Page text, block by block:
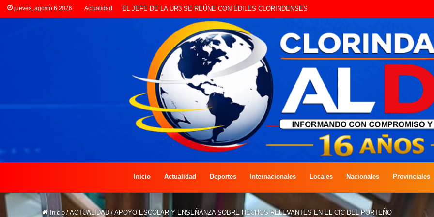
jueves, agosto 6 2026 Actualidad LANZAN INSCRIPCIONES PARA COMPETENCIA DE PESCA EN COSTAS DEL RÍO PARAGUAY
Inicio Actualidad Deportes Internacionales Locales Nacionales Provinciales
Inicio / ACTUALIDAD / APOYO ESCOLAR Y ENSEÑANZA SOBRE HECHOS RELEVANTES EN EL CIC DEL PORTEÑO